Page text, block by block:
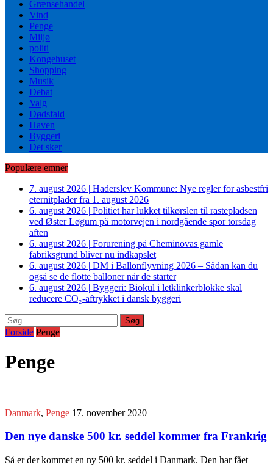
Grænsehandel
Vind
Penge
Miljø
politi
Kongehuset
Shopping
Musik
Debat
Valg
Dødsfald
Haven
Byggeri
Det sker
Populære emner
7. august 2026 | Haderslev Kommune: Nye regler for asbestfri
eternitplader fra 1. august 2026
6. august 2026 | Politiet har lukket tilkørslen til rastepladsen
ved Øster Løgum på motorvejen i nordgående spor torsdag
aften
6. august 2026 | Forurening på Cheminovas gamle
fabriksgrund bliver nu indkapslet
6. august 2026 | DM i Ballonflyvning 2026 – Sådan kan du
også se de flotte balloner når de starter
6. august 2026 | Byggeri: Biokul i letklinkerblokke skal
reducere CO₂-aftrykket i dansk byggeri
Søg
efter:
Forside Penge
Penge
Danmark, Penge 17. november 2020
Den nye danske 500 kr. seddel kommer fra Frankrig
Så er der kommet en ny 500 kr. seddel i Danmark. Den har fået